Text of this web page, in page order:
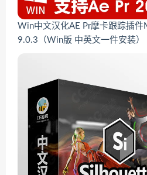
Win中文汉化AE Pr摩卡跟踪插件
9.0.3（Win版 中英文一件安装）